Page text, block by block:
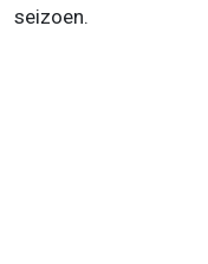
seizoen.